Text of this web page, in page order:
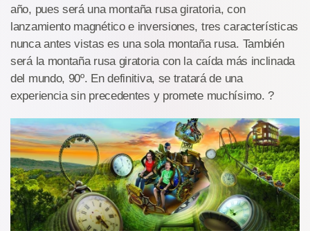
año, pues será una montaña rusa giratoria, con
lanzamiento magnético e inversiones, tres características
nunca antes vistas es una sola montaña rusa. También
será la montaña rusa giratoria con la caída más inclinada
del mundo, 90º. En definitiva, se tratará de una
experiencia sin precedentes y promete muchísimo. ?